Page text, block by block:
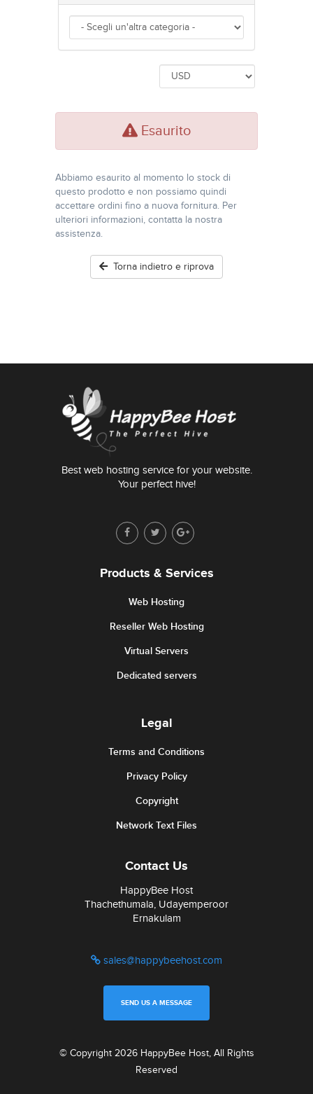
Esaurito
Abbiamo esaurito al momento lo stock di
questo prodotto e non possiamo quindi
accettare ordini fino a nuova fornitura. Per
ulteriori informazioni, contatta la nostra
assistenza.
Torna indietro e riprova
Best web hosting service for your website.
Your perfect hive!
Products & Services
Web Hosting
Reseller Web Hosting
Virtual Servers
Dedicated servers
Legal
Terms and Conditions
Privacy Policy
Copyright
Network Text Files
Contact Us
HappyBee Host
Thachethumala, Udayemperoor
Ernakulam
sales@happybeehost.com
SEND US A MESSAGE
© Copyright 2026 HappyBee Host, All Rights
Reserved